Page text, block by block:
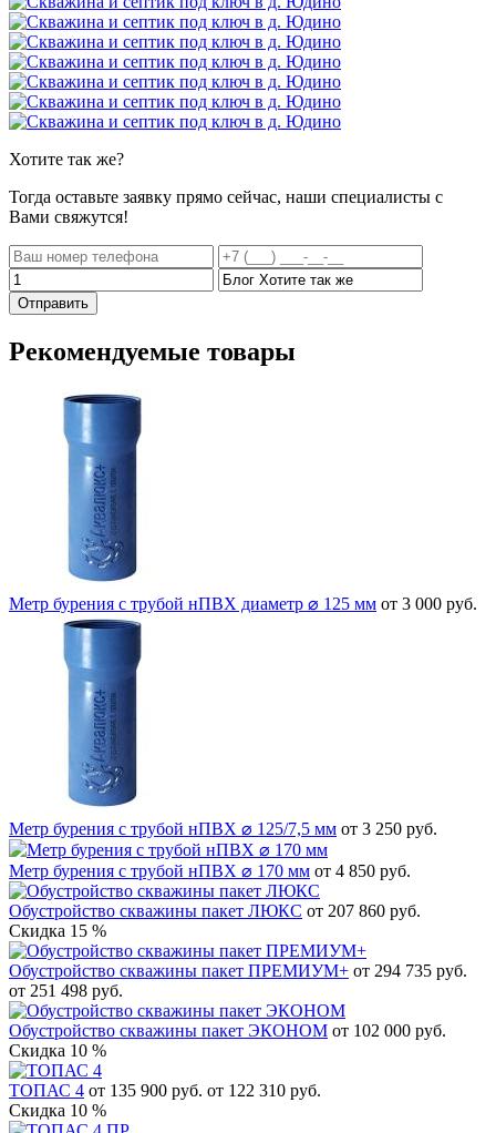
Хотите так же?
Тогда оставьте заявку прямо сейчас, наши специалисты с
Вами свяжутся!
Отправить
Рекомендуемые товары
Метр бурения с трубой нПВХ диаметр ⌀ 125 мм от 3 000 руб.
Метр бурения с трубой нПВХ ⌀ 125/7,5 мм от 3 250 руб.
Метр бурения с трубой нПВХ ⌀ 170 мм от 4 850 руб.
Обустройство скважины пакет ЛЮКС от 207 860 руб.
Скидка 15 %
Обустройство скважины пакет ПРЕМИУМ+ от 294 735 руб.
от 251 498 руб.
Обустройство скважины пакет ЭКОНОМ от 102 000 руб.
Скидка 10 %
ТОПАС 4 от 135 900 руб. от 122 310 руб.
Скидка 10 %